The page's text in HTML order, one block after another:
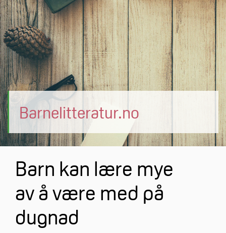
Barnelitteratur.no
Barn kan lære mye
av å være med på
dugnad